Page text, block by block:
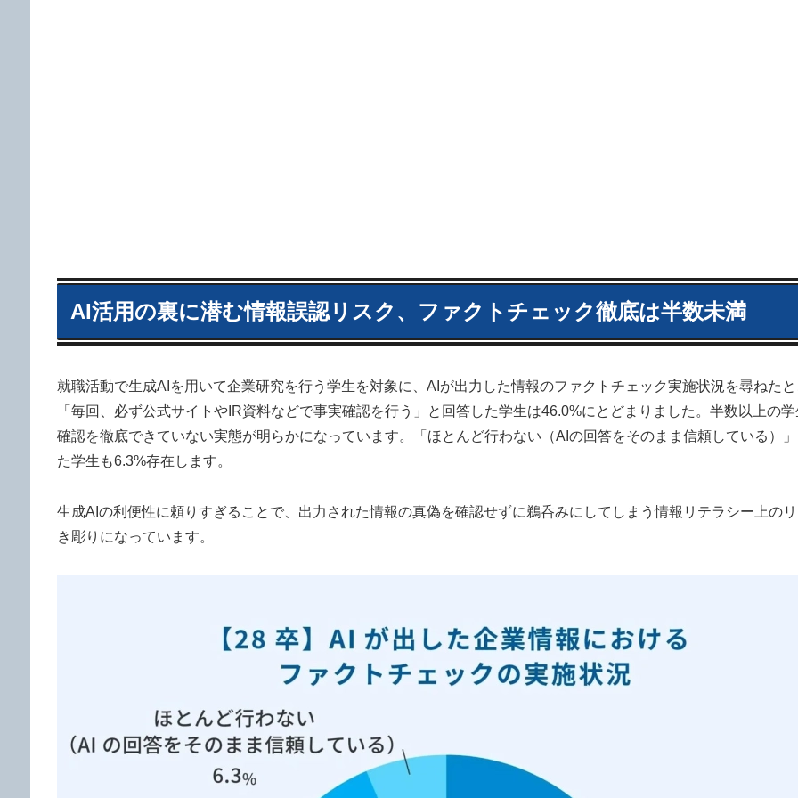
AI活用の裏に潜む情報誤認リスク、ファクトチェック徹底は半数未満
就職活動で生成AIを用いて企業研究を行う学生を対象に、AIが出力した情報のファクトチェック実施状況を尋ねた
「毎回、必ず公式サイトやIR資料などで事実確認を行う」と回答した学生は46.0%にとどまりました。半数以上の
確認を徹底できていない実態が明らかになっています。「ほとんど行わない（AIの回答をそのまま信頼している）
た学生も6.3%存在します。
生成AIの利便性に頼りすぎることで、出力された情報の真偽を確認せずに鵜呑みにしてしまう情報リテラシー上の
き彫りになっています。